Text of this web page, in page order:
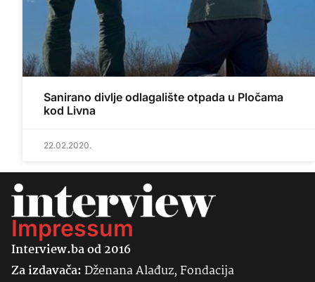
Sanirano divlje odlagalište otpada u Pločama
kod Livna
22.02.2020.
Impressum
Interview.ba od 2016
Za izdavača:Dženana Alađuz, Fondacija